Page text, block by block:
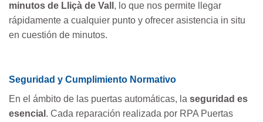
minutos de Lliçà de Vall , lo que nos permite llegar
rápidamente a cualquier punto y ofrecer asistencia in situ
en cuestión de minutos.
Seguridad y Cumplimiento Normativo
En el ámbito de las puertas automáticas, la seguridad es
esencial . Cada reparación realizada por RPA Puertas